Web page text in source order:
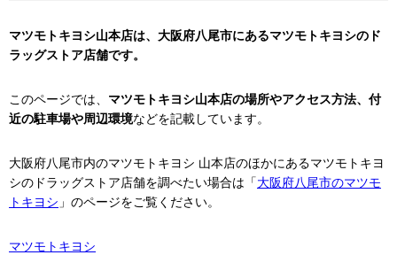
マツモトキヨシ山本店は、大阪府八尾市にあるマツモトキヨシのド
ラッグストア店舗です。
このページでは、 マツモトキヨシ山本店の場所やアクセス方法、付
近の駐車場や周辺環境などを記載しています。
大阪府八尾市内のマツモトキヨシ 山本店のほかにあるマツモトキヨ
シのドラッグストア店舗を調べたい場合は「大阪府八尾市のマツモ
トキヨシ 」のページをご覧ください。
マツモトキヨシ